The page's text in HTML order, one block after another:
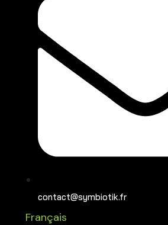
contact@symbiotik.fr
Français